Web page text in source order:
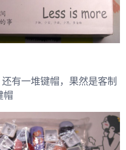
有一堆键帽，果然是客制
帽